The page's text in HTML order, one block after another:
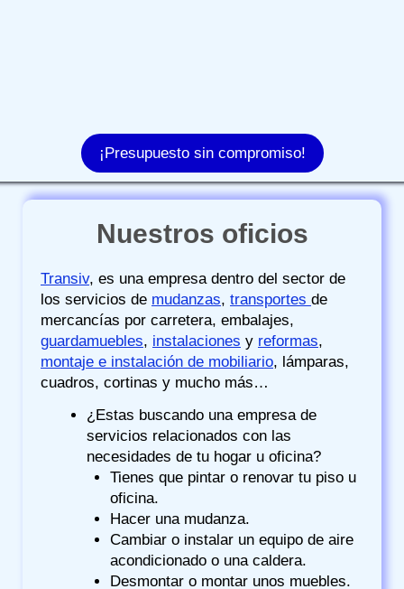
¡Presupuesto sin compromiso!
Nuestros oficios
Transiv, es una empresa dentro del sector de
los servicios de mudanzas, transportes de
mercancías por carretera, embalajes,
guardamuebles, instalaciones y reformas,
montaje e instalación de mobiliario, lámparas,
cuadros, cortinas y mucho más…
¿Estas buscando una empresa de
servicios relacionados con las
necesidades de tu hogar u oficina?
Tienes que pintar o renovar tu piso u
oficina.
Hacer una mudanza.
Cambiar o instalar un equipo de aire
acondicionado o una caldera.
Desmontar o montar unos muebles.